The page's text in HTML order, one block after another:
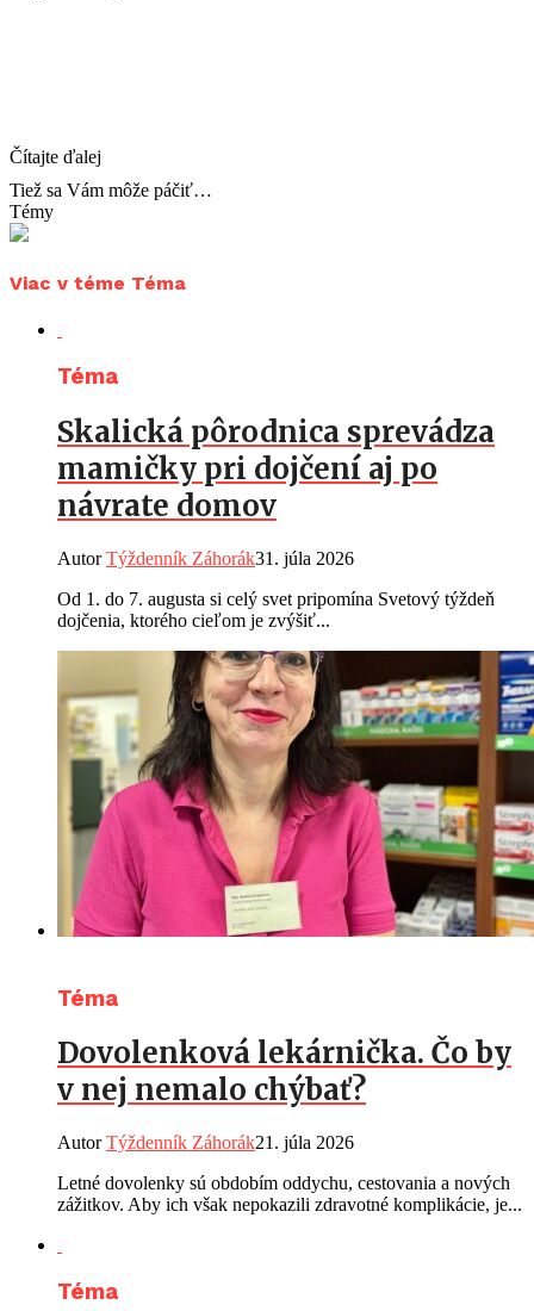
Čítajte ďalej
Tiež sa Vám môže páčiť…
Témy
Viac v téme Téma
Téma
Skalická pôrodnica sprevádza
mamičky pri dojčení aj po
návrate domov
AutorTýždenník Záhorák31. júla 2026
Od 1. do 7. augusta si celý svet pripomína Svetový týždeň
dojčenia, ktorého cieľom je zvýšiť...
Téma
Dovolenková lekárnička. Čo by
v nej nemalo chýbať?
AutorTýždenník Záhorák21. júla 2026
Letné dovolenky sú obdobím oddychu, cestovania a nových
zážitkov. Aby ich však nepokazili zdravotné komplikácie, je...
Téma